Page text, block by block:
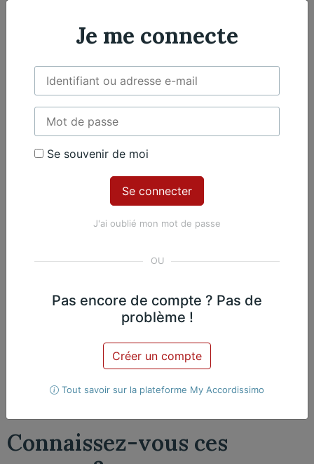
Violoncelle
Œuvres du même
compositeur​
Pascal Proust
Violoncelle, Piano Violoncelle et piano
Connaissez-vous ces
Je me connecte
Se souvenir de moi
J'ai oublié mon mot de passe
Pas encore de compte ? Pas de
problème !
Créer un compte
Tout savoir sur la plateforme My Accordissimo